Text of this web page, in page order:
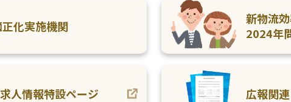
正化実施機関
新物流
2024年
求人情報特設ページ 広報関連